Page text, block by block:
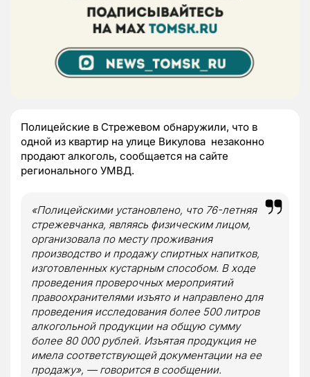
Полицейские в Стрежевом обнаружили, что в
одной из квартир на улице Викулова незаконно
продают алкоголь, сообщается на сайте
регионального УМВД.
«Полицейскими установлено, что 76-летняя
стрежевчанка, являясь физическим лицом,
организовала по месту проживания
производство и продажу спиртных напитков,
изготовленных кустарным способом. В ходе
проведения проверочных мероприятий
правоохранителями изъято и направлено для
проведения исследования более 500 литров
алкогольной продукции на общую сумму
более 80 000 рублей. Изъятая продукция не
имела соответствующей документации на ее
продажу», — говорится в сообщении.